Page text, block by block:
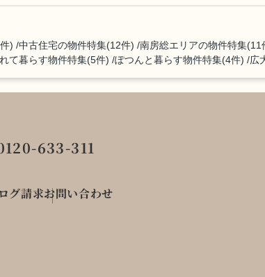
) 中古住宅の物件特集(12件) 南房総エリアの物件特集(11
て暮らす物件特集(5件) ぽつんと暮らす物件特集(4件) 広
633-311
グ請求お問い合わせ